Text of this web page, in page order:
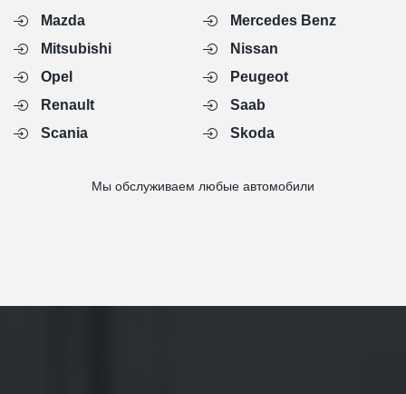
Mazda
Mercedes Benz
Mitsubishi
Nissan
Opel
Peugeot
Renault
Saab
Scania
Skoda
Мы обслуживаем любые автомобили